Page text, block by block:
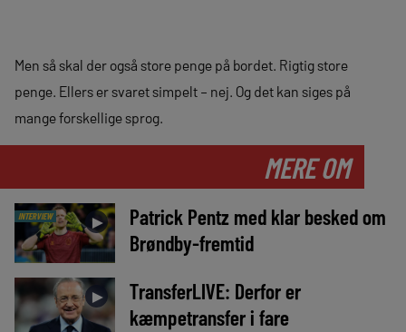
Men så skal der også store penge på bordet. Rigtig store
penge. Ellers er svaret simpelt – nej. Og det kan siges på
mange forskellige sprog.
MERE OM
INTERVIEW ►
Patrick Pentz med klar besked om
Brøndby-fremtid
►
TransferLIVE: Derfor er
kæmpetransfer i fare